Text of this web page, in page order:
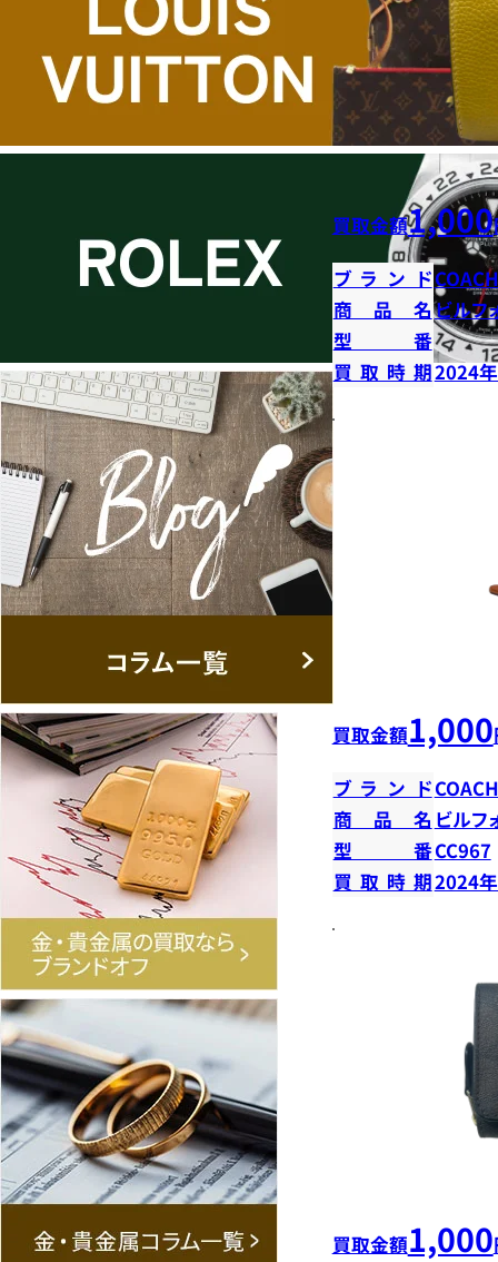
買取金額1,000
ブランドCOACH
商品名ビルフ
型番
買取時期2024
買取金額1,000
ブランドCOACH
商品名 ビルフ
型番CC967
買取時期2024
買取金額1,000